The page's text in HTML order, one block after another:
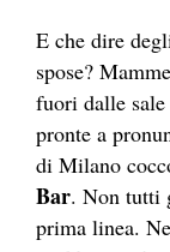
E che dire
spose?
fuori dalle
pronte a
di Milano
Bar. Non tutti
prima linea.